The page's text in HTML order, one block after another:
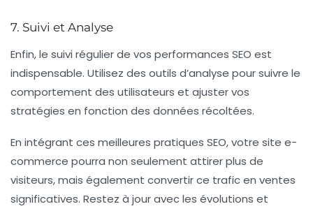
7. Suivi et Analyse
Enfin, le suivi régulier de vos performances SEO est
indispensable. Utilisez des outils d’analyse pour suivre le
comportement des utilisateurs et ajuster vos
stratégies en fonction des données récoltées.
En intégrant ces meilleures pratiques SEO, votre site e-
commerce pourra non seulement attirer plus de
visiteurs, mais également convertir ce trafic en ventes
significatives. Restez à jour avec les évolutions et